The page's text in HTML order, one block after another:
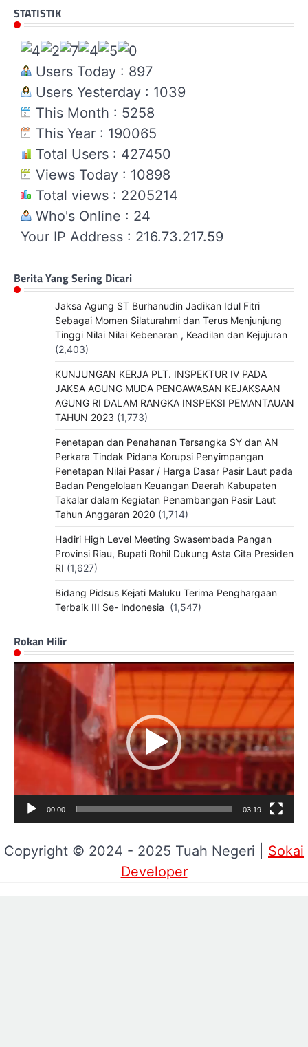
STATISTIK
Users Today : 897
Users Yesterday : 1039
This Month : 5258
This Year : 190065
Total Users : 427450
Views Today : 10898
Total views : 2205214
Who's Online : 24
Your IP Address : 216.73.217.59
Berita Yang Sering Dicari
Jaksa Agung ST Burhanudin Jadikan Idul Fitri
Sebagai Momen Silaturahmi dan Terus Menjunjung
Tinggi Nilai Nilai Kebenaran , Keadilan dan Kejujuran
(2,403)
KUNJUNGAN KERJA PLT. INSPEKTUR IV PADA
JAKSA AGUNG MUDA PENGAWASAN KEJAKSAAN
AGUNG RI DALAM RANGKA INSPEKSI PEMANTAUAN
TAHUN 2023 (1,773)
Penetapan dan Penahanan Tersangka SY dan AN
Perkara Tindak Pidana Korupsi Penyimpangan
Penetapan Nilai Pasar / Harga Dasar Pasir Laut pada
Badan Pengelolaan Keuangan Daerah Kabupaten
Takalar dalam Kegiatan Penambangan Pasir Laut
Tahun Anggaran 2020 (1,714)
Hadiri High Level Meeting Swasembada Pangan
Provinsi Riau, Bupati Rohil Dukung Asta Cita Presiden
RI (1,627)
Bidang Pidsus Kejati Maluku Terima Penghargaan
Terbaik III Se- Indonesia (1,547)
Rokan Hilir
Pemutar
00:00 03:19
Copyright © 2024 - 2025 Tuah Negeri | Sokai
Developer